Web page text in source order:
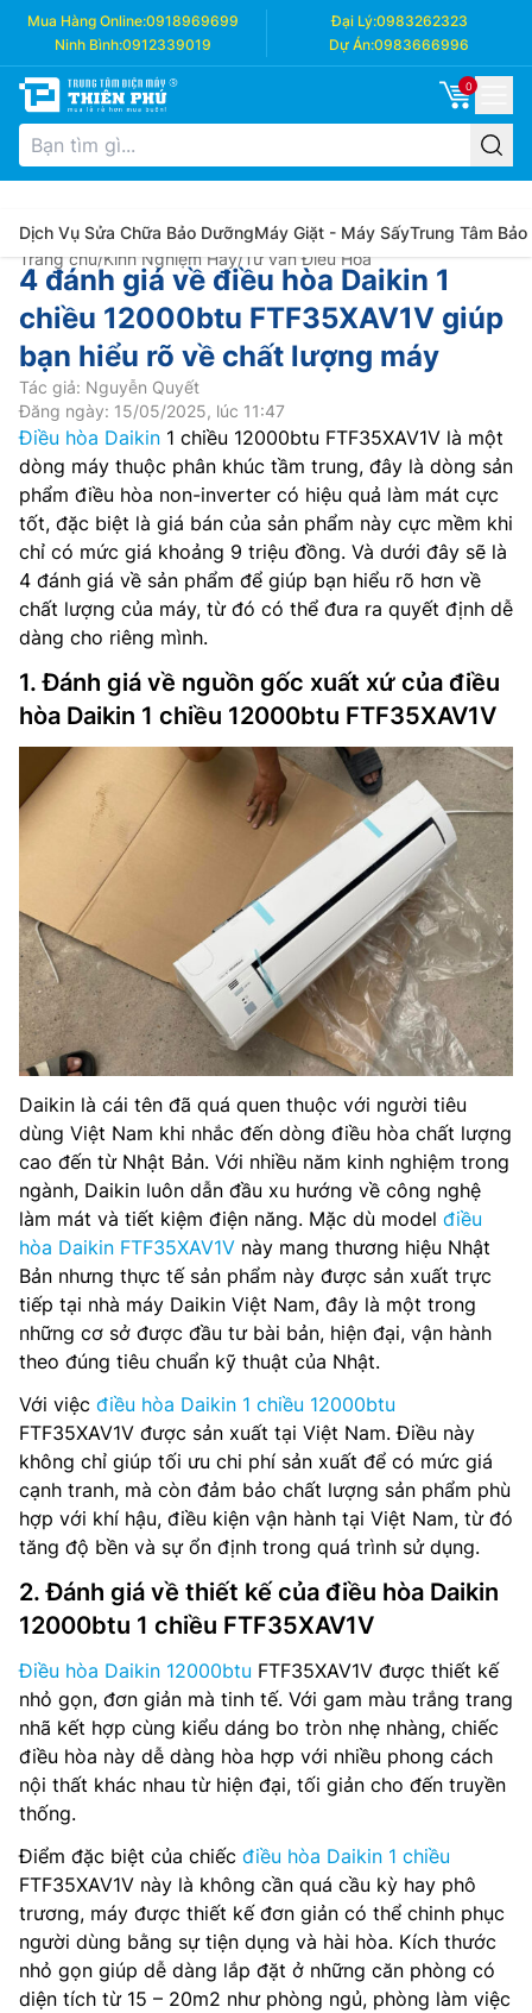
Mua Hàng Online:0918969699 Đại Lý:0983262323
Ninh Bình:0912339019 Dự Án:0983666996
0
Dịch Vụ Sửa Chữa Bảo DưỡngMáy Giặt - Máy SấyTrung Tâm Bảo
Trang chủ/Kinh Nghiệm Hay/Tư vấn Điều Hòa
4 đánh giá về điều hòa Daikin 1
chiều 12000btu FTF35XAV1V giúp
bạn hiểu rõ về chất lượng máy
Tác giả: Nguyễn Quyết
Đăng ngày: 15/05/2025, lúc 11:47
Điều hòa Daikin 1 chiều 12000btu FTF35XAV1V là một
dòng máy thuộc phân khúc tầm trung, đây là dòng sản
phẩm điều hòa non-inverter có hiệu quả làm mát cực
tốt, đặc biệt là giá bán của sản phẩm này cực mềm khi
chỉ có mức giá khoảng 9 triệu đồng. Và dưới đây sẽ là
4 đánh giá về sản phẩm để giúp bạn hiểu rõ hơn về
chất lượng của máy, từ đó có thể đưa ra quyết định dễ
dàng cho riêng mình.
1. Đánh giá về nguồn gốc xuất xứ của điều
hòa Daikin 1 chiều 12000btu FTF35XAV1V
Daikin là cái tên đã quá quen thuộc với người tiêu
dùng Việt Nam khi nhắc đến dòng điều hòa chất lượng
cao đến từ Nhật Bản. Với nhiều năm kinh nghiệm trong
ngành, Daikin luôn dẫn đầu xu hướng về công nghệ
làm mát và tiết kiệm điện năng. Mặc dù model điều
hòa Daikin FTF35XAV1V này mang thương hiệu Nhật
Bản nhưng thực tế sản phẩm này được sản xuất trực
tiếp tại nhà máy Daikin Việt Nam, đây là một trong
những cơ sở được đầu tư bài bản, hiện đại, vận hành
theo đúng tiêu chuẩn kỹ thuật của Nhật.
Với việc điều hòa Daikin 1 chiều 12000btu
FTF35XAV1V được sản xuất tại Việt Nam. Điều này
không chỉ giúp tối ưu chi phí sản xuất để có mức giá
cạnh tranh, mà còn đảm bảo chất lượng sản phẩm phù
hợp với khí hậu, điều kiện vận hành tại Việt Nam, từ đó
tăng độ bền và sự ổn định trong quá trình sử dụng.
2. Đánh giá về thiết kế của điều hòa Daikin
12000btu 1 chiều FTF35XAV1V
Điều hòa Daikin 12000btu FTF35XAV1V được thiết kế
nhỏ gọn, đơn giản mà tinh tế. Với gam màu trắng trang
nhã kết hợp cùng kiểu dáng bo tròn nhẹ nhàng, chiếc
điều hòa này dễ dàng hòa hợp với nhiều phong cách
nội thất khác nhau từ hiện đại, tối giản cho đến truyền
thống.
Điểm đặc biệt của chiếc điều hòa Daikin 1 chiều
FTF35XAV1V này là không cần quá cầu kỳ hay phô
trương, máy được thiết kế đơn giản có thể chinh phục
người dùng bằng sự tiện dụng và hài hòa. Kích thước
nhỏ gọn giúp dễ dàng lắp đặt ở những căn phòng có
diện tích từ 15 – 20m2 như phòng ngủ, phòng làm việc